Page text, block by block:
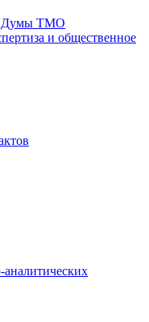
Думы ТМО
и общественное
аналитических